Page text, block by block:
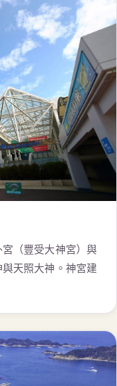
（豐受大神宮）與
天照大神。神宮建